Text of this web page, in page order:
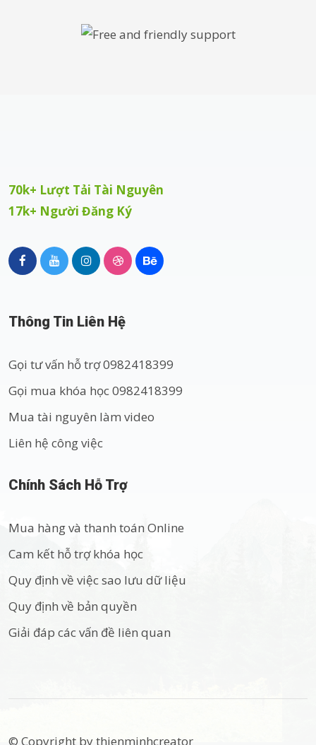
70k+ Lượt Tải Tài Nguyên
17k+ Người Đăng Ký
Thông Tin Liên Hệ
Gọi tư vấn hỗ trợ 0982418399
Gọi mua khóa học 0982418399
Mua tài nguyên làm video
Liên hệ công việc
Chính Sách Hỗ Trợ
Mua hàng và thanh toán Online
Cam kết hỗ trợ khóa học
Quy định về việc sao lưu dữ liệu
Quy định về bản quyền
Giải đáp các vấn đề liên quan
© Copyright by thienminhcreator